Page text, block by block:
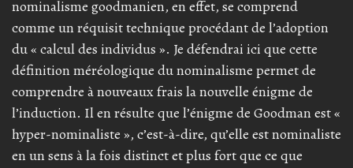
nominalisme goodmanien, en effet, se comprend
comme un réquisit technique procédant de l’adoption
du « calcul des individus ». Je défendrai ici que cette
définition méréologique du nominalisme permet de
comprendre à nouveaux frais la nouvelle énigme de
l’induction. Il en résulte que l’énigme de Goodman est «
hyper-nominaliste », c’est-à-dire, qu’elle est nominaliste
en un sens à la fois distinct et plus fort que ce que